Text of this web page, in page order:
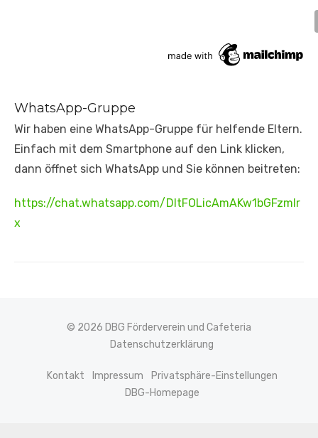
WhatsApp-Gruppe
Wir haben eine WhatsApp-Gruppe für helfende Eltern.
Einfach mit dem Smartphone auf den Link klicken,
dann öffnet sich WhatsApp und Sie können beitreten:
https://chat.whatsapp.com/DltFOLicAmAKw1bGFzmIr
x
© 2026 DBG Förderverein und Cafeteria
Datenschutzerklärung
Kontakt Impressum
Privatsphäre-Einstellungen
DBG-Homepage